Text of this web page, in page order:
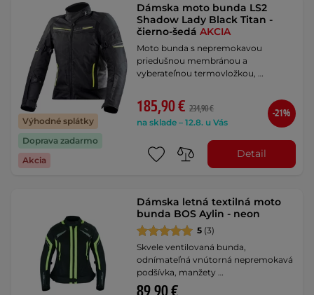
Výhodné splátky
Doprava zadarmo
Akcia
Dámska moto bunda LS2
Shadow Lady Black Titan -
čierno-šedáAKCIA
Moto bunda s nepremokavou
priedušnou membránou a
vyberateľnou termovložkou, …
185,90 € 234,90 €
na sklade – 12.8. u Vás
-21%
Detail
Dámska letná textilná moto
bunda BOS Aylin - neon
5 (3)
Skvele ventilovaná bunda,
odnímateľná vnútorná nepremokavá
podšívka, manžety …